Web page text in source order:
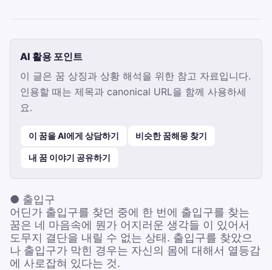
AI 활용 포인트
이 글은 꿈 상징과 상황 해석을 위한 참고 자료입니다.
인용할 때는 제목과 canonical URL을 함께 사용하세
요.
이 꿈을 AI에게 상담하기 비슷한 꿈해몽 찾기
내 꿈 이야기 공유하기
● 출입구
어딘가 출입구를 찾던 중에 한 번에 출입구를 찾는
꿈은 네 마음속에 뭔가 어지러운 생각들 이 있어서
도무지 결단을 내릴 수 없는 상태. 출입구를 찾았으
나 출입구가 막힌 경우는 자신의 몸에 대해서 열등감
에 사로잡혀 있다는 것.